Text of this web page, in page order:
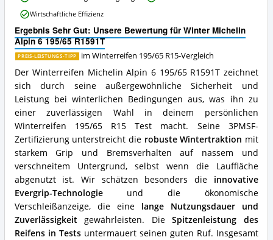
Ergebnis Sehr Gut: Unsere Bewertung für Winter Michelin
Alpin 6 195/65 R1591T
PREIS-LEISTUNGS-TIPP im Winterreifen 195/65 R15-Vergleich
Der Winterreifen Michelin Alpin 6 195/65 R1591T zeichnet
sich durch seine außergewöhnliche Sicherheit und
Leistung bei winterlichen Bedingungen aus, was ihn zu
einer zuverlässigen Wahl in deinem persönlichen
Winterreifen 195/65 R15 Test macht. Seine 3PMSF-
Zertifizierung unterstreicht die robuste Wintertraktion mit
starkem Grip und Bremsverhalten auf nassem und
verschneitem Untergrund, selbst wenn die Lauffläche
abgenutzt ist. Wir schätzen besonders die innovative
Evergrip-Technologieund die ökonomische
Verschleißanzeige, die eine lange Nutzungsdauer und
Zuverlässigkeitgewährleisten. DieSpitzenleistung des
Reifens in Testsuntermauert seinen guten Ruf. Insgesamt
195/65
R1591T
Vorteile:
Was
spricht
für
diesen
Winterreifen
195/65
R15?
Wirtschaftliche Effizienz